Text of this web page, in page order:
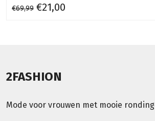
€69,99 €21,00
2FASHION
Mode voor vrouwen met mooie